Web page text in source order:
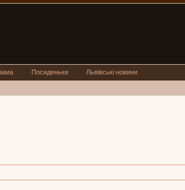
Посиденьки Львівські новини